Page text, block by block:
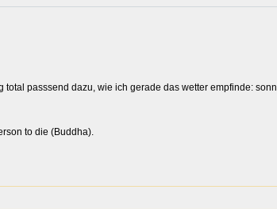
passsend dazu, wie ich gerade das wetter empfinde:
to die (Buddha).